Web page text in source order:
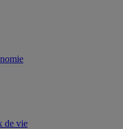
de vie